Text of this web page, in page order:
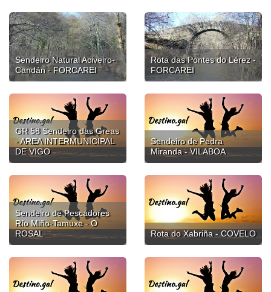
Sendeiro Natural Aciveiro-
Candán - FORCAREI
Rota das Pontes do Lérez -
FORCAREI
GR 58 Sendeiro das Greas
- AREA INTERMUNICIPAL
DE VIGO
Sendeiro de Pedra
Miranda - VILABOA
Sendeiro de Pescadores
Río Miño-Tamuxe - O
ROSAL
Rota do Xabriña - COVELO